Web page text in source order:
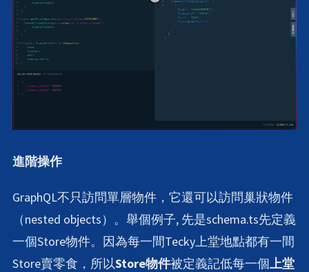
進階操作
GraphQL不只訪問單層物件，它還可以訪問巢狀物件
（nested objects）。舉個例子, 先是schema.ts先定義
一個Store物件。因為每一間Tecky上堂地點都有一間
Store賣零食，所以Store物件被定義記低每一個上堂